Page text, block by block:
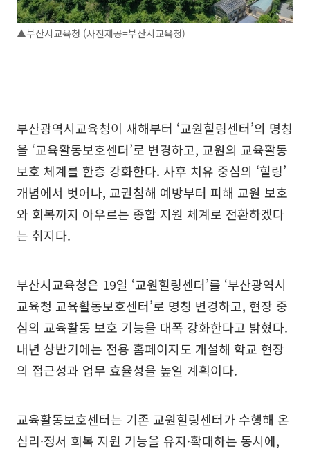
▲부산시교육청 (사진제공=부산시교육청)
부산광역시교육청이 새해부터 ‘교원힐링센터’의 명칭
을 ‘교육활동보호센터’로 변경하고, 교원의 교육활동
보호 체계를 한층 강화한다. 사후 치유 중심의 ‘힐링’
개념에서 벗어나, 교권침해 예방부터 피해 교원 보호
와 회복까지 아우르는 종합 지원 체계로 전환하겠다
는 취지다.
부산시교육청은 19일 ‘교원힐링센터’를 ‘부산광역시
교육청 교육활동보호센터’로 명칭 변경하고, 현장 중
심의 교육활동 보호 기능을 대폭 강화한다고 밝혔다.
내년 상반기에는 전용 홈페이지도 개설해 학교 현장
의 접근성과 업무 효율성을 높일 계획이다.
교육활동보호센터는 기존 교원힐링센터가 수행해 온
심리·정서 회복 지원 기능을 유지·확대하는 동시에,